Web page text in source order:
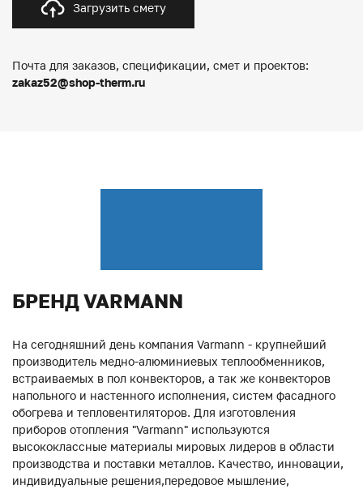
Загрузить смету
Почта для заказов, спецификации, смет и проектов:
zakaz52@shop-therm.ru
БРЕНД VARMANN
На сегодняшний день компания Varmann - крупнейший
производитель медно-алюминиевых теплообменников,
встраиваемых в пол конвекторов, а так же конвекторов
напольного и настенного исполнения, систем фасадного
обогрева и тепловентиляторов. Для изготовления
приборов отопления "Varmann" используются
высококлассные материалы мировых лидеров в области
производства и поставки металлов. Качество, инновации,
индивидуальные решения,передовое мышление,